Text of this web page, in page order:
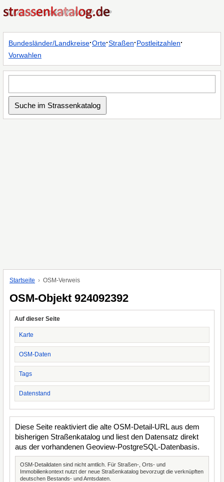
Bundesländer/Landkreise·Orte·Straßen·Postleitzahlen·
Vorwahlen
Startseite OSM-Verweis
OSM-Objekt 924092392
Auf dieser Seite
Karte
OSM-Daten
Tags
Datenstand
Diese Seite reaktiviert die alte OSM-Detail-URL aus dem
bisherigen Straßenkatalog und liest den Datensatz direkt
aus der vorhandenen Geoview-PostgreSQL-Datenbasis.
OSM-Detaildaten sind nicht amtlich. Für Straßen-, Orts- und
Immobilienkontext nutzt der neue Straßenkatalog bevorzugt die verknüpften
deutschen Bestands- und Amtsdaten.